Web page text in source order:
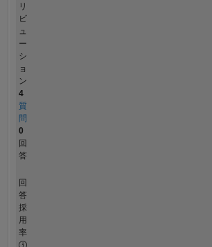
リ
ビ
ュ
ー
シ
ョ
ン
4
質
問
0
回
答
回
答
採
用
率